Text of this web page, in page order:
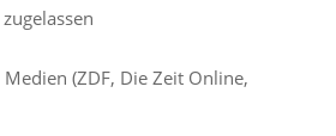
Medien (ZDF, Die Zeit Online,